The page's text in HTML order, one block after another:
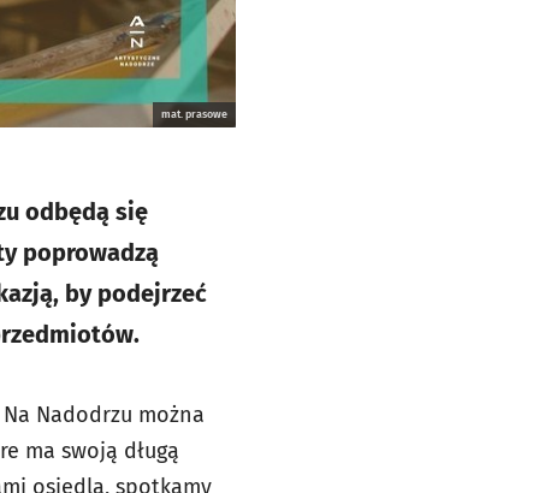
mat. prasowe
odbędą się
poprowadzą
by podejrzeć
Nadodrzu można
ma swoją długą
osiedla, spotkamy